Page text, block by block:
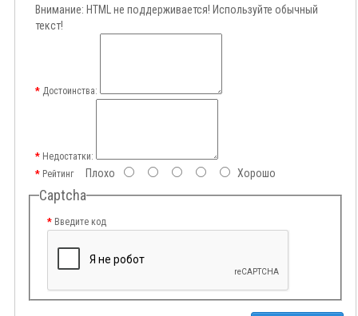
Внимание: HTML не поддерживается! Используйте обычный
текст!
Достоинства:
Недостатки:
РейтингПлохо Хорошо
Captcha
Введите код